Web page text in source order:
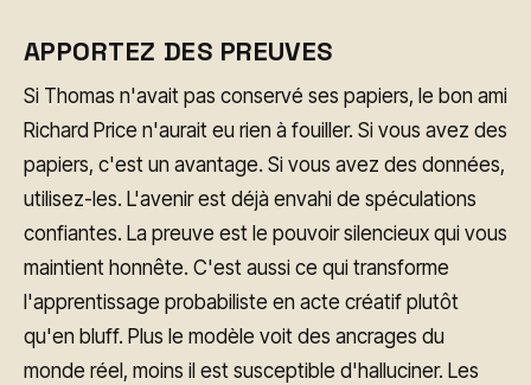
APPORTEZ DES PREUVES
Si Thomas n'avait pas conservé ses papiers, le bon ami
Richard Price n'aurait eu rien à fouiller. Si vous avez des
papiers, c'est un avantage. Si vous avez des données,
utilisez-les. L'avenir est déjà envahi de spéculations
confiantes. La preuve est le pouvoir silencieux qui vous
maintient honnête. C'est aussi ce qui transforme
l'apprentissage probabiliste en acte créatif plutôt
qu'en bluff. Plus le modèle voit des ancrages du
monde réel, moins il est susceptible d'halluciner. Les